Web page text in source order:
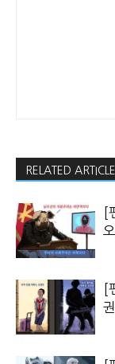
RELATED
[
[